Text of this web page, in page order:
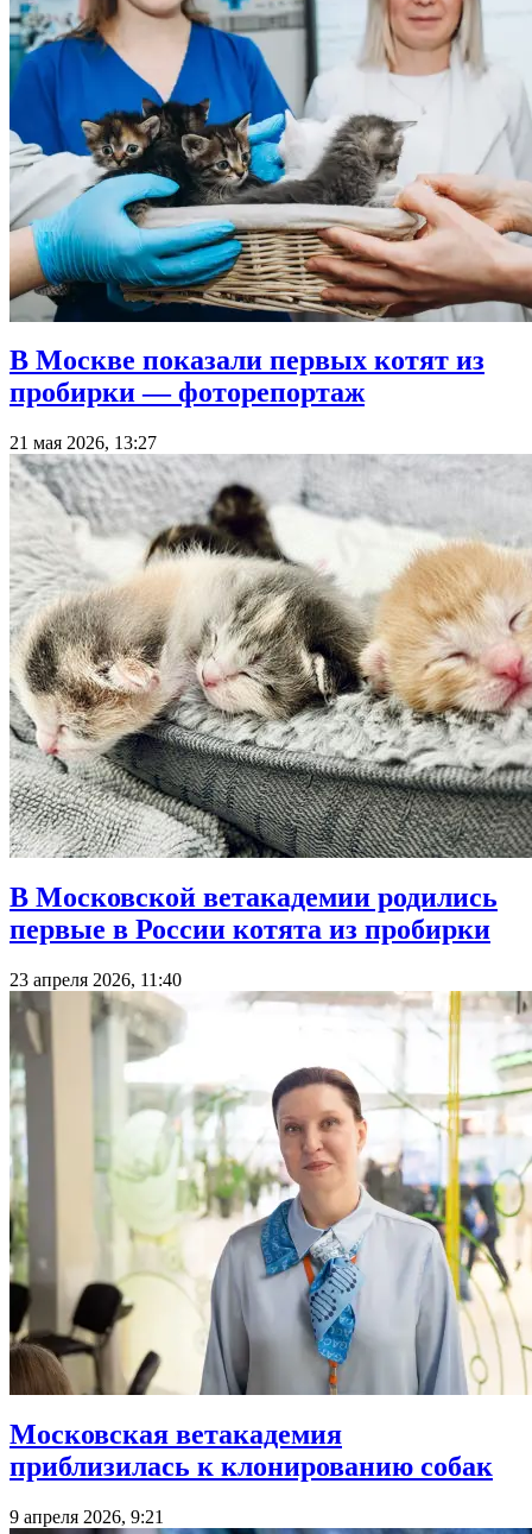
В Москве показали первых котят из
пробирки — фоторепортаж
21 мая 2026, 13:27
В Московской ветакадемии родились
первые в России котята из пробирки
23 апреля 2026, 11:40
Московская ветакадемия
приблизилась к клонированию собак
9 апреля 2026, 9:21